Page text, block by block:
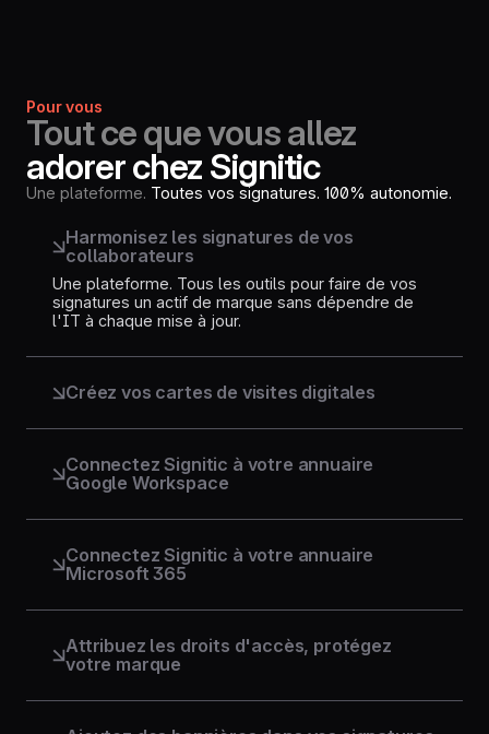
Pour vous
Tout ce que vous allez
adorer chez Signitic
Une plateforme. Toutes vos signatures. 100% autonomie.
Harmonisez les signatures de vos
collaborateurs
Une plateforme. Tous les outils pour faire de vos
signatures un actif de marque sans dépendre de
l'IT à chaque mise à jour.
Créez vos cartes de visites digitales
visite interactive. Accessible depuis un QR code ou
professionnel.
Connectez Signitic à votre annuaire
Google Workspace
données, signatures synchronisés en temps réel
Connectez Signitic à votre annuaire
Microsoft 365
départ ou changement de poste met
reste à jour, sans intervention.
Attribuez les droits d'accès, protégez
votre marque
garde la main sur les templates, l'IT sur les droits.